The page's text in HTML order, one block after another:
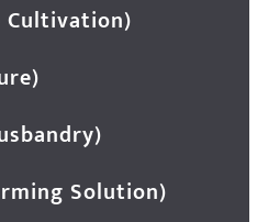
Solution)